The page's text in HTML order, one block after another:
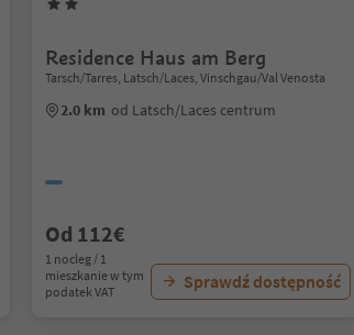
Residence Haus am Berg
Tarsch/Tarres, Latsch/Laces, Vinschgau/Val Venosta
2.0 km od Latsch/Laces centrum
Od 112€
1 nocleg / 1
mieszkanie w tym
podatek VAT
Sprawdź dostępność